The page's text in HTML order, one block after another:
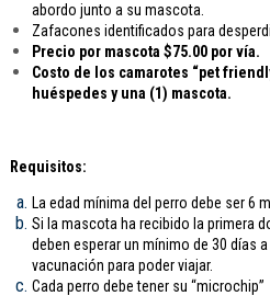
abordo junto a su mascota.
Zafacones identificados para
Precio por mascota $75.00 por vía.
Costo de los camarotes “pet
huéspedes y una (1) mascota.
Requisitos:
La edad mínima del perro debe ser 6
Si la mascota ha recibido la primera
deben esperar un mínimo de 30 días
vacunación para poder viajar.
Cada perro debe tener su “microchip”